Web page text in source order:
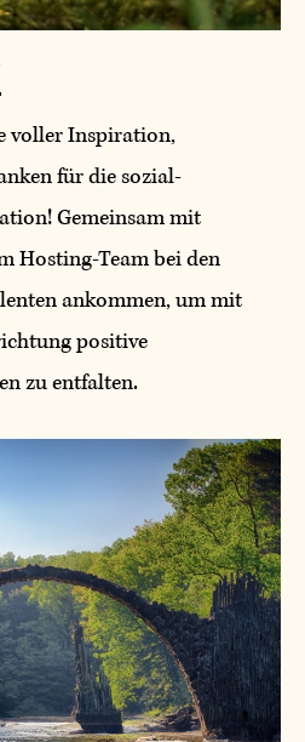
voller Inspiration,
für die sozial-
Gemeinsam mit
Hosting-Team bei den
ankommen, um mit
positive
zu entfalten.